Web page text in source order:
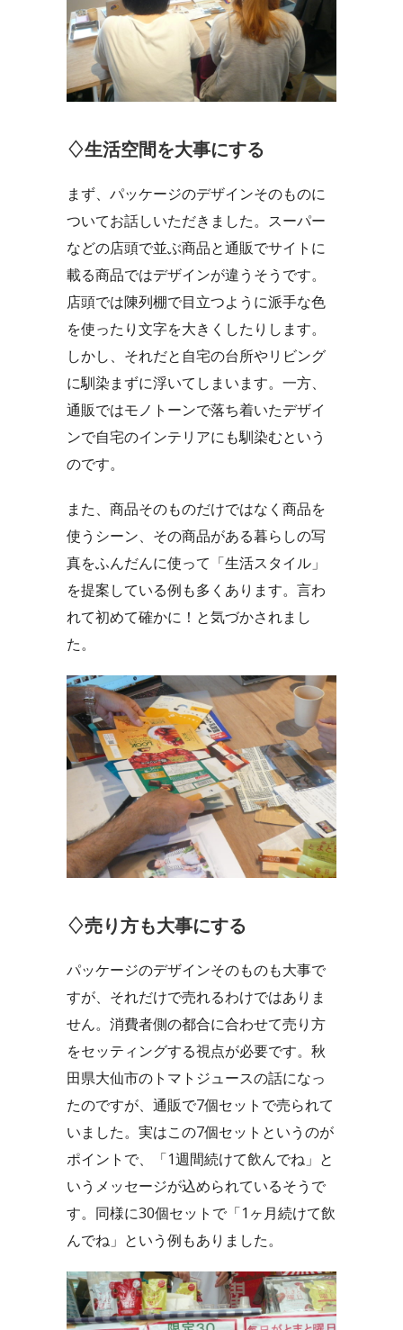
♢生活空間を大事にする
まず、パッケージのデザインそのものに
ついてお話しいただきました。スーパー
などの店頭で並ぶ商品と通販でサイトに
載る商品ではデザインが違うそうです。
店頭では陳列棚で目立つように派手な色
を使ったり文字を大きくしたりします。
しかし、それだと自宅の台所やリビング
に馴染まずに浮いてしまいます。一方、
通販ではモノトーンで落ち着いたデザイ
ンで自宅のインテリアにも馴染むという
のです。
また、商品そのものだけではなく商品を
使うシーン、その商品がある暮らしの写
真をふんだんに使って「生活スタイル」
を提案している例も多くあります。言わ
れて初めて確かに！と気づかされまし
た。
♢売り方も大事にする
パッケージのデザインそのものも大事で
すが、それだけで売れるわけではありま
せん。消費者側の都合に合わせて売り方
をセッティングする視点が必要です。秋
田県大仙市のトマトジュースの話になっ
たのですが、通販で7個セットで売られて
いました。実はこの7個セットというのが
ポイントで、「1週間続けて飲んでね」と
いうメッセージが込められているそうで
す。同様に30個セットで「1ヶ月続けて飲
んでね」という例もありました。